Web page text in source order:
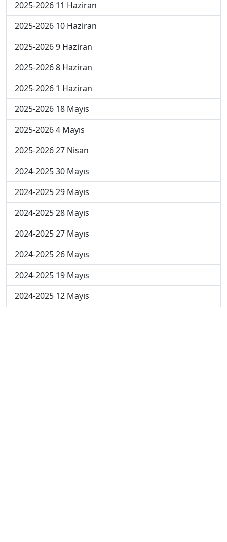
2025-2026 11 Haziran
2025-2026 10 Haziran
2025-2026 9 Haziran
2025-2026 8 Haziran
2025-2026 1 Haziran
2025-2026 18 Mayıs
2025-2026 4 Mayıs
2025-2026 27 Nisan
2024-2025 30 Mayıs
2024-2025 29 Mayıs
2024-2025 28 Mayıs
2024-2025 27 Mayıs
2024-2025 26 Mayıs
2024-2025 19 Mayıs
2024-2025 12 Mayıs